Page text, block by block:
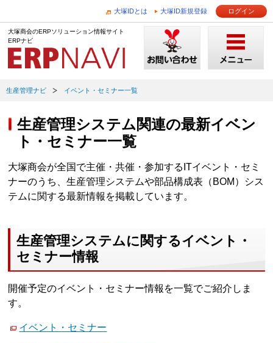
大塚IDとは 大塚ID新規登録 ログイン
大塚商会のERPソリューション情報サイト
ERPナビ
生産管理ナビ イベント・セミナー一覧
生産管理システム関連の最新イベン
ト・セミナー一覧
大塚商会が全国で主催・共催・参加するITイベント・セミ
ナーのうち、生産管理システムや部品構成表（BOM）シス
テムに関する最新情報を掲載しています。
生産管理システムに関するイベント・
セミナー情報
開催予定のイベント・セミナー情報を一覧でご紹介しま
す。
イベント・セミナー